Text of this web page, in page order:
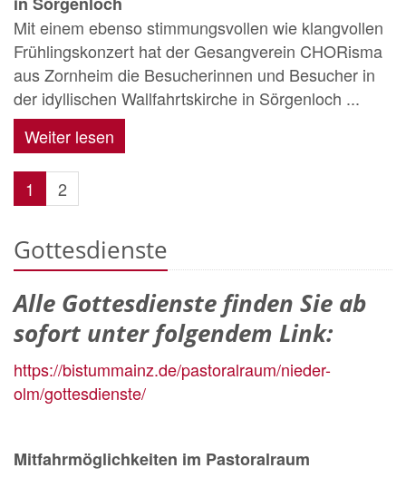
Mit einem ebenso stimmungsvollen wie klangvollen
Frühlingskonzert hat der Gesangverein CHORisma
aus Zornheim die Besucherinnen und Besucher in
der idyllischen Wallfahrtskirche in Sörgenloch ...
Weiter lesen
1 2
Gottesdienste
Alle Gottesdienste finden Sie ab
sofort unter folgendem Link:
https://bistummainz.de/pastoralraum/nieder-
olm/gottesdienste/
Mitfahrmöglichkeiten im Pastoralraum